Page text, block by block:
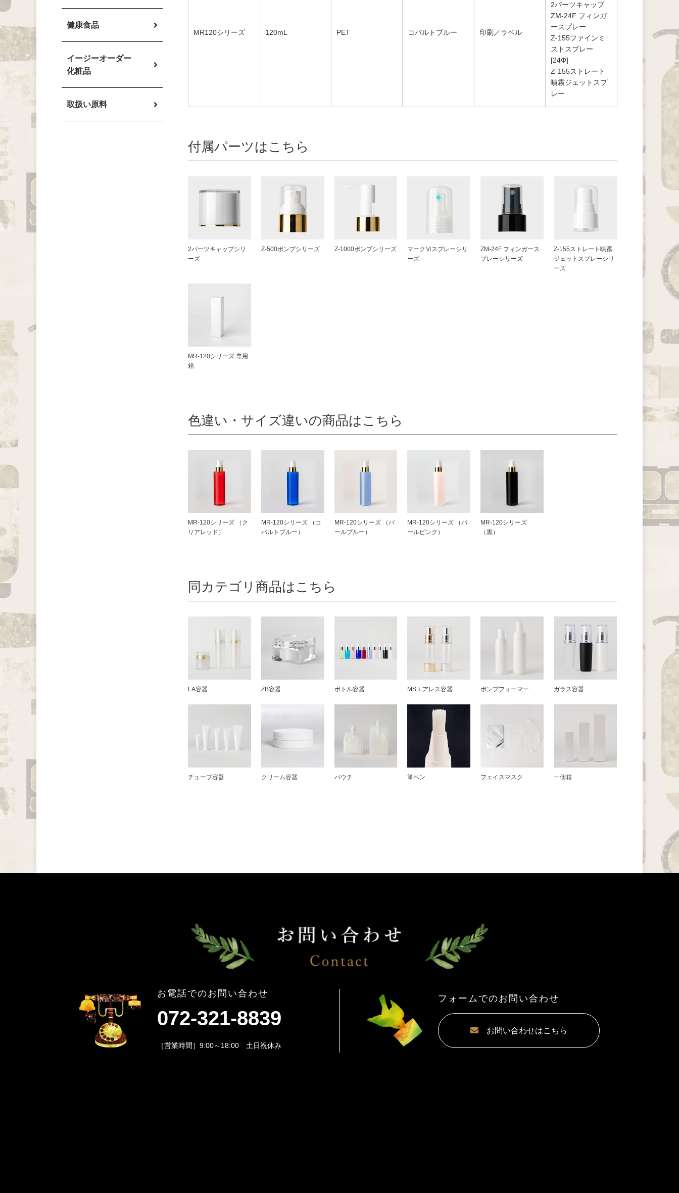
MR120シリーズ 120mL PET コバルトブルー 印刷／ラベル
2パーツキャップ
ZM-24F フィンガ
ースプレー
Z-155ファインミ
ストスプレー
[24Φ]
Z-155ストレート
噴霧ジェットスプ
レー
付属パーツはこちら
2パーツキャップシリ
ーズ
Z-500ポンプシリーズ Z-1000ポンプシリーズ
マークⅥスプレーシリ
ーズ
ZM-24F フィンガース
プレーシリーズ
Z-155ストレート噴霧
ジェットスプレーシリ
ーズ
MR-120シリーズ 専用
箱
色違い・サイズ違いの商品はこちら
MR-120シリーズ （ク
リアレッド）
MR-120シリーズ （コ
バルトブルー）
MR-120シリーズ （パ
ールブルー）
MR-120シリーズ （パ
ールピンク）
MR-120シリーズ
（黒）
同カテゴリ商品はこちら
LA容器 ZB容器 ボトル容器 MSエアレス容器 ポンプフォーマー ガラス容器
チューブ容器 クリーム容器 パウチ 筆ペン フェイスマスク 一個箱
健康食品
イージーオーダー
化粧品
取扱い原料
お電話でのお問い合わせ
072-321-8839
［営業時間］9:00～18:00 土日祝休み
フォームでのお問い合わせ
お問い合わせはこちら